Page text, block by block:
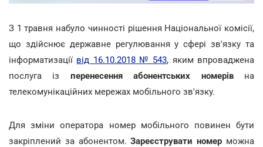
З 1 травня набуло чинності рішення Національної комісії,
що здійснює державне регулювання у сфері зв'язку та
інформатизації від 16.10.2018 № 543, яким впроваджена
послуга із перенесення абонентських номерівна
телекомунікаційних мережах мобільного зв'язку.
Для зміни оператора номер мобільного повинен бути
закріплений за абонентом.Зареєструвати номер можна